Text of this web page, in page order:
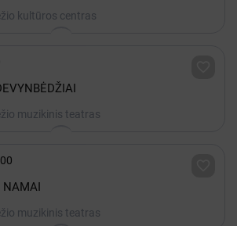
kultūros centras
muzikinis teatras
NAMAI
muzikinis teatras